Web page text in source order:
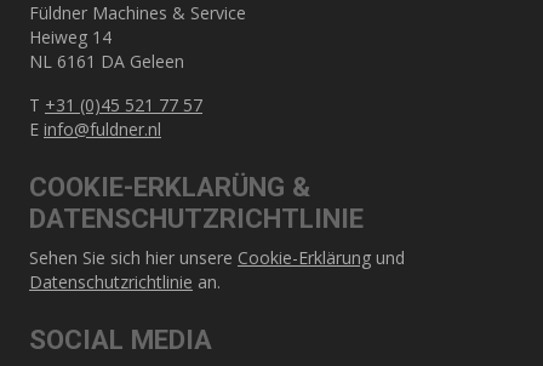
Füldner Machines & Service
Heiweg 14
NL 6161 DA Geleen
T +31 (0)45 521 77 57
E info@fuldner.nl
COOKIE-ERKLARÜNG &
DATENSCHUTZRICHTLINIE
Sehen Sie sich hier unsere Cookie-Erklärung und
Datenschutzrichtlinie an.
SOCIAL MEDIA